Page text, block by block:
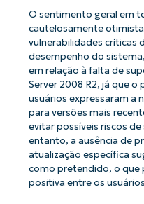
O sentimento geral em
cautelosamente
vulnerabilidades críticas
desempenho do
em relação à falta de
Server 2008 R2, já que o
usuários expressaram a
para versões mais
evitar possíveis riscos
entanto, a ausência de
atualização específica
como pretendido, o que
positiva entre os